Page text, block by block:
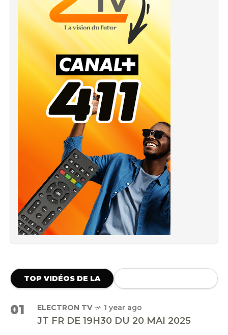
TOP VIDÉOS DE LA
01 ELECTRON TV 1 year ago
JT FR DE 19H30 DU 20 MAI 2025